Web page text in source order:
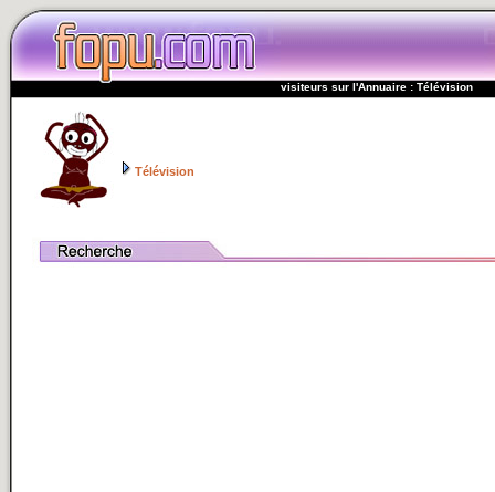
visiteurs sur l'Annuaire : Télévision
Télévision